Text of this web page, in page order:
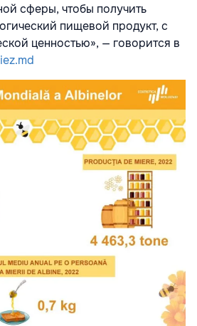
сферы, чтобы получить
пищевой продукт, с
ценностью», — говорится в